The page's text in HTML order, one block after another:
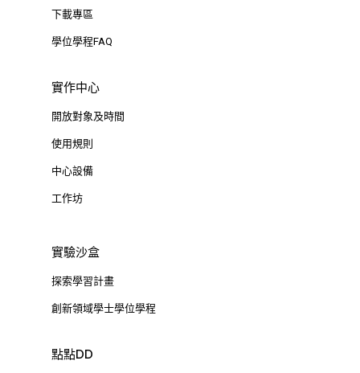
下載專區
學位學程FAQ
實作中心
開放對象及時間
使用規則
中心設備
工作坊
實驗沙盒
探索學習計畫
創新領域學士學位學程
點點DD